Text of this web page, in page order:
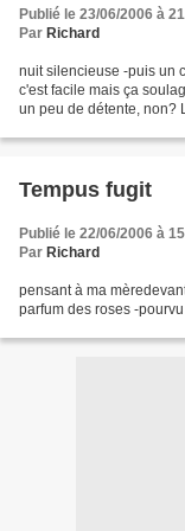
Publié le 23/06/2006 à
Par Richard
nuit silencieuse -puis un
c'est facile mais ça
un peu de détente, non?
Tempus fugit
Publié le 22/06/2006 à
Par Richard
pensant à ma
parfum des roses -